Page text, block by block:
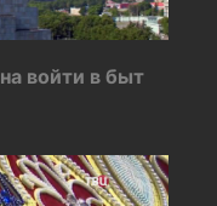
войти в быт